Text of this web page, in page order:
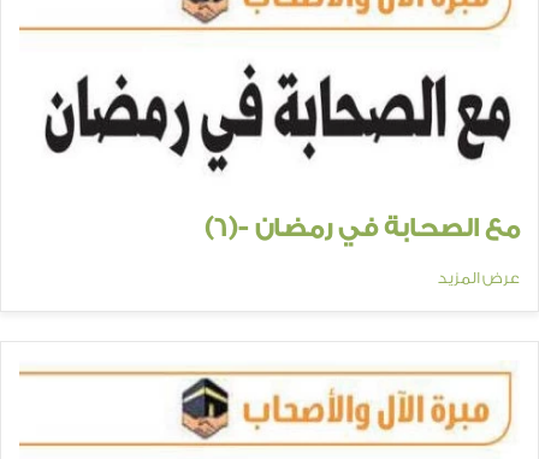
مع الصحابة في رمضان -(6)
عرض المزيد